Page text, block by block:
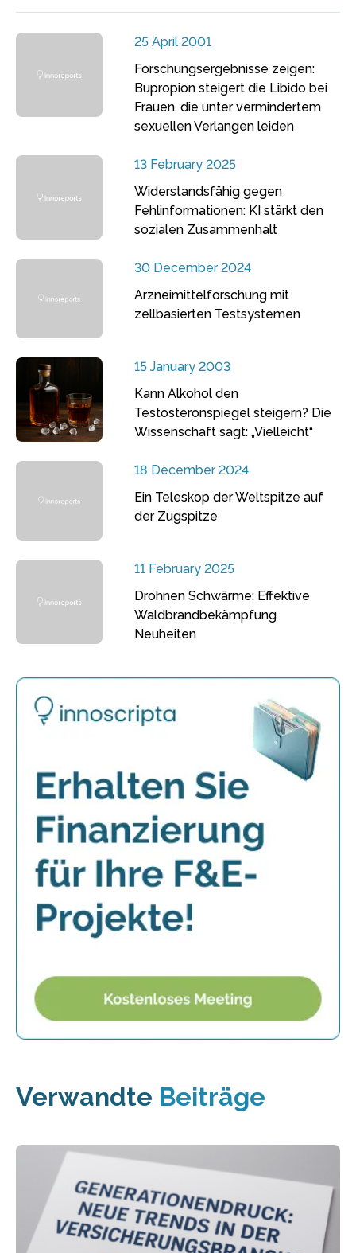
25 April 2001
Forschungsergebnisse zeigen:
Bupropion steigert die Libido bei
Frauen, die unter vermindertem
sexuellen Verlangen leiden
13 February 2025
Widerstandsfähig gegen
Fehlinformationen: KI stärkt den
sozialen Zusammenhalt
30 December 2024
Arzneimittelforschung mit
zellbasierten Testsystemen
15 January 2003
Kann Alkohol den
Testosteronspiegel steigern? Die
Wissenschaft sagt: „Vielleicht“
18 December 2024
Ein Teleskop der Weltspitze auf
der Zugspitze
11 February 2025
Drohnen Schwärme: Effektive
Waldbrandbekämpfung
Neuheiten
Verwandte Beiträge